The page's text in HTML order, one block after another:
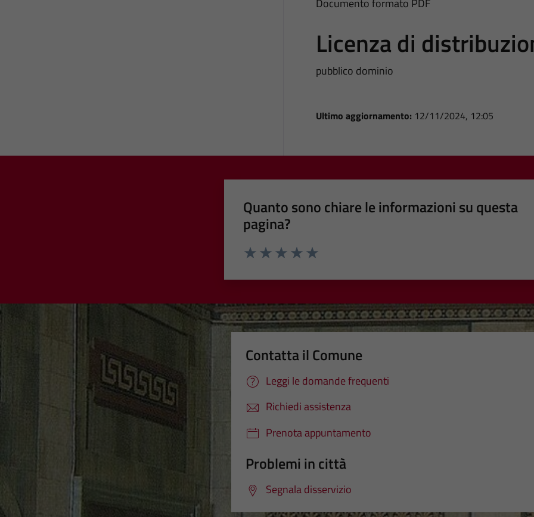
Documento formato PDF
Licenza di
pubblico dominio
Ultimo aggiornamento: 12/11/2024, 12:05
Quanto sono chiare le informazioni su questa
pagina?
Contatta il Comune
Leggi le domande frequenti
Richiedi assistenza
Prenota appuntamento
Problemi in città
Segnala disservizio